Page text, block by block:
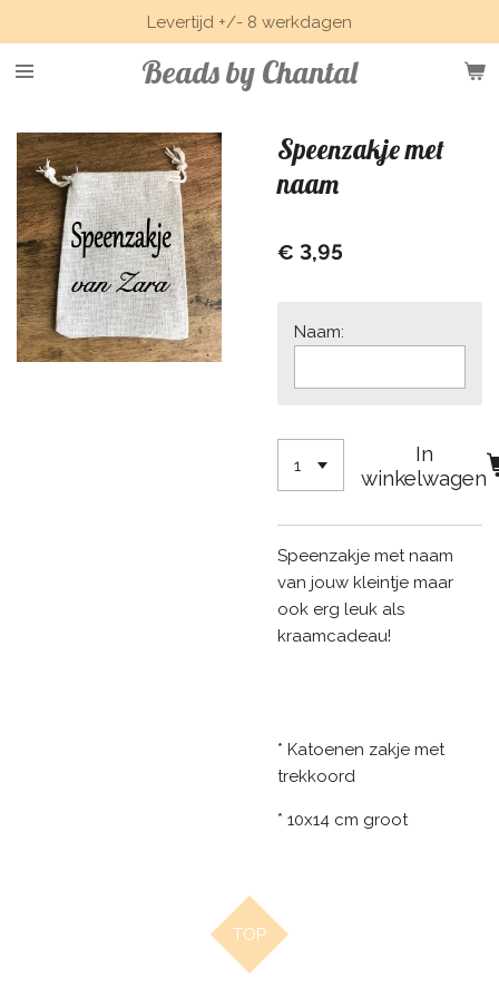
direct
naar
hoofdinhoud
Beads by Chantal
Levertijd +/- 8 werkdagen
Speenzakje met
naam
€ 3,95
Naam:
In
winkelwagen
Speenzakje met naam
van jouw kleintje maar
ook erg leuk als
kraamcadeau!
* Katoenen zakje met
trekkoord
* 10x14 cm groot
TOP